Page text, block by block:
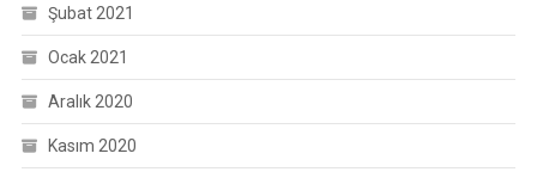
Şubat 2021
Ocak 2021
Aralık 2020
Kasım 2020